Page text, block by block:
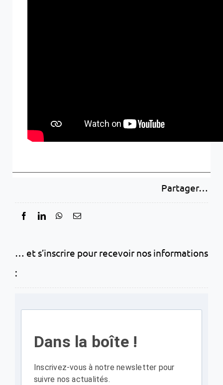
Partager…
… et s’inscrire pour recevoir nos informations
:
Dans la boîte !
Inscrivez-vous à notre newsletter pour
suivre nos actualités.